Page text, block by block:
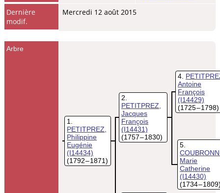
Dernière
modif.
Mercredi 12 août 2015
Arbre
1
PETITPREZ,
Philippine
Eugénie
(I14434)
(1792 – 1871)
2
PETITPREZ,
Jacques
François
(I14431)
(1757 – 1830)
4
Antoine
François
(I14429)
(1725 – 1798)
5
Marie
Catherine
(I14430)
(1734 –